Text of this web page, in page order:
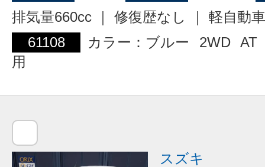
排気量660cc ｜ 修復歴なし ｜ 軽自動車
61108
カラー：ブルー 2WD AT
用
スズキ